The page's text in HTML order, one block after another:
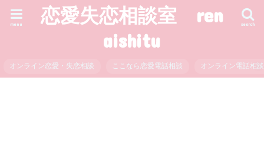
恋愛失恋相談室 ren
aishitu
search
menu
オンライン恋愛・失恋相談 ここなら恋愛電話相談 オンライン電話相